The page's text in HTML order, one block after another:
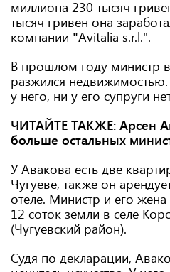
миллиона 230 тысяч
тысяч гривен она
компании "Avitalia s.r.l.".
В прошлом году министр
разжился
у него, ни у его супруги
ЧИТАЙТЕ ТАКЖЕ: Арсен
больше остальных
У Авакова есть две
Чугуеве, также он
отеле. Министр и его
12 соток земли в селе
(Чугуевский район).
Судя по декларации,